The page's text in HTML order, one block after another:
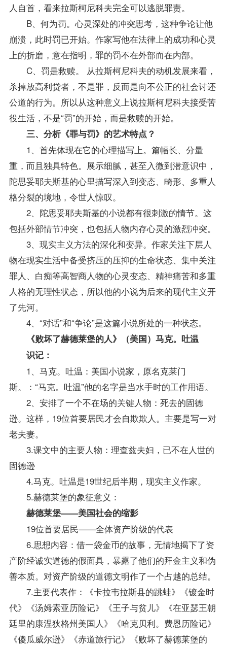
人自首，看来拉斯柯尼科夫完全可以逃脱罪责。
B、何为罚。心灵深处的冲突思考，这种争论让他
崩溃，此时罚已开始。作家写他在法律上的成功和心灵
上的折磨，意在指明，罪的罚不在外部而在内部。
C、罚是救赎。 从拉斯柯尼科夫的动机发展来看，
杀掉放高利贷者，不是罪，反而是向不公正的社会讨还
公道的行为。所以从这种意义上说拉斯柯尼科夫接受苦
役生活，不是“罚”的开始，而是救赎的开始。
三、分析《罪与罚》的艺术特点？
1、首先体现在它的心理描写上。篇幅长、分量
重，而且独具特色。展示细腻，甚至入微到潜意识中，
陀思妥耶夫斯基的心里描写深入到变态、畸形、多重人
格分裂的境地，令世人惊叹。
2、陀思妥耶夫斯基的小说都有很刺激的情节。这
包括外部情节冲突，也包括人物内存心灵的激烈冲突。
3、现实主义方法的深化和变异。作家关注下层人
物在现实生活中备受挤压的压抑的生命状态、集中关注
罪人、白痴等高智商人物的心灵变态、精神痛苦和多重
人格的无理性状态，所以他的小说为后来的现代主义开
了先河。
4、“对话”和“争论”是这篇小说所处的一种状态。
《败坏了赫德莱堡的人》（美国）马克。吐温
识记：
1、马克。吐温：美国小说家，原名克莱门
斯。：“马克。吐温”他的名字是当水手时的工作用语。
2、安排了一个不在场的关键人物：死去的固德
逊。这样，19位首要居民才会自欺欺人。主要是写一对
老夫妻。
3.课文中的主要人物：理查兹夫妇，已不在人世的
固德逊
4.马克。吐温是19世纪后半期，现实主义作家。
5.赫德莱堡的象征意义：
赫德莱堡——美国社会的缩影
19位首要居民——全体资产阶级的代表
6.思想内容：借一袋金币的故事，无情地揭下了资
产阶经诚实道德的假面具，暴露了他们的拜金主义和伪
善本质。对资产阶级的道德文明作了一个占越的总结。
7.主要代表作：《卡拉韦拉斯县的跳蛙》《镀金时
代》《汤姆索亚历险记》《王子与贫儿》《在亚瑟王朝
廷里的康涅狄格州美国人》《哈克贝利。费恩历险记》
《傻瓜威尔逊》《赤道旅行记》《败坏了赫德莱堡的